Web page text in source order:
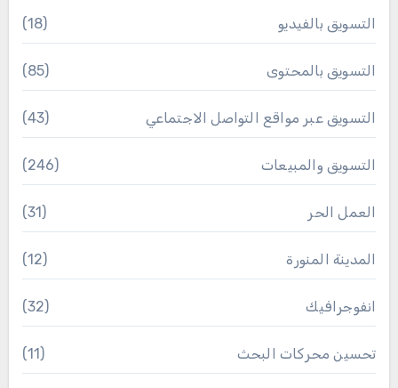
التسويق بالفيديو (18)
التسويق بالمحتوى (85)
التسويق عبر مواقع التواصل الاجتماعي (43)
التسويق والمبيعات (246)
العمل الحر (31)
المدينة المنورة (12)
انفوجرافيك (32)
تحسين محركات البحث (11)